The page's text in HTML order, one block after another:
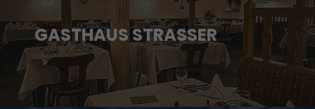
GASTHAUS STRASSER